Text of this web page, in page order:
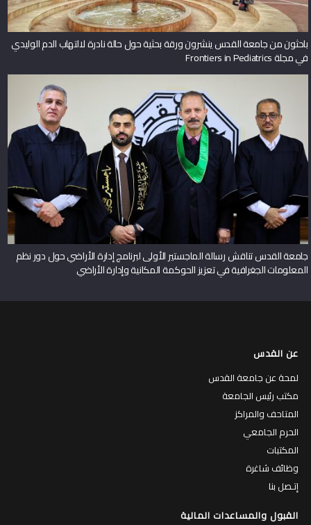
باحثون من جامعة القدس ينشرون ورقة بحثية حول حالة نادرة لالتهاب الدم الوليدي
في مجلة Frontiers in Pediatrics
جامعة القدس تناقش رسالة الماجستير الأولى لبرنامج إدارة الأراضي حول دور نظم
المعلومات الجغرافية في تعزيز الحوكمة المكانية وإدارة الأراضي
عن القدس
لمحة عن جامعة القدس
مكتب رئيس الجامعة
المتاحف والمراكز
الحرم الجامعي
المكتبات
وظائف شاغرة
إتـصل بنا
القبول والمساعدات المالية